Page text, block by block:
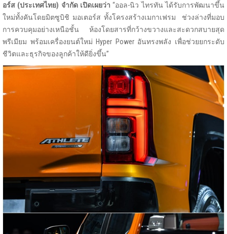
อร์ส (ประเทศไทย) จำกัด เปิดเผยว่า “ออล-นิว ไทรทัน ได้รับการพัฒนาขึ้น
ใหม่ทั้งคันโดยมิตซูบิชิ มอเตอร์ส ทั้งโครงสร้างเมกาเฟรม ช่วงล่างที่มอบ
การควบคุมอย่างเหนือชั้น ห้องโดยสารที่กว้างขวางและสะดวกสบายสุด
พรีเมียม พร้อมเครื่องยนต์ใหม่ Hyper Power อันทรงพลัง เพื่อช่วยยกระดับ
ชีวิตและธุรกิจของลูกค้าให้ดียิ่งขึ้น”